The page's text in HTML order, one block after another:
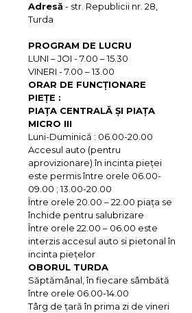
Adresă- str. Republicii nr. 28,
Turda
PROGRAM DE LUCRU
LUNI – JOI - 7.00 – 15.30
VINERI - 7.00 – 13.00
ORAR DE FUNCȚIONARE
PIEȚE :
PIAŢA CENTRALĂ ŞI PIAŢA
MICRO III
Luni-Duminică : 06.00-20.00
Accesul auto (pentru
aprovizionare) în incinta pieţei
este permis între orele 06.00-
09.00 ; 13.00-20.00
Între orele 20.00 – 22.00 piaţa se
închide pentru salubrizare
Între orele 22.00 – 06.00 este
interzis accesul auto si pietonal în
incinta pieţelor
OBORUL TURDA
Săptămânal, în fiecare sâmbătă
între orele 06.00-14.00
Târg de ţară în prima zi de vineri